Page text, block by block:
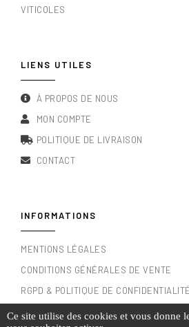
VITICOLES
LIENS UTILES
À PROPOS DE NOUS
MON COMPTE
POLITIQUE DE LIVRAISON
CONTACT
INFORMATIONS
MENTIONS LÉGALES
CONDITIONS GÉNÉRALES DE VENTE
RGPD & POLITIQUE DE CONFIDENTIALITÉ
Ce site utilise des cookies et vous donne